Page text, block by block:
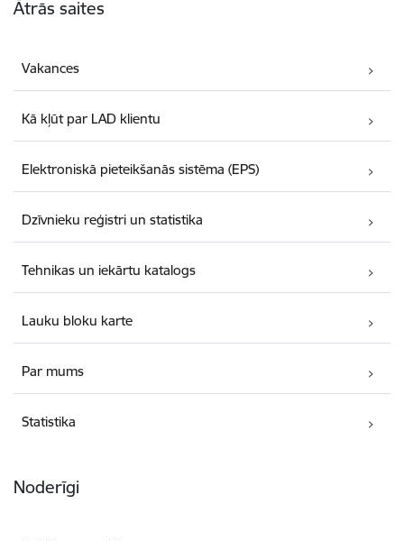
Ātrās saites
Vakances
Kā kļūt par LAD klientu
Elektroniskā pieteikšanās sistēma (EPS)
Dzīvnieku reģistri un statistika
Tehnikas un iekārtu katalogs
Lauku bloku karte
Par mums
Statistika
Noderīgi